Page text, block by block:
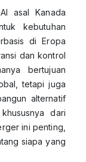
asal Kanada
kebutuhan
di Eropa
dan kontrol
bertujuan
tetapi juga
alternatif
dari
ini penting,
siapa yang